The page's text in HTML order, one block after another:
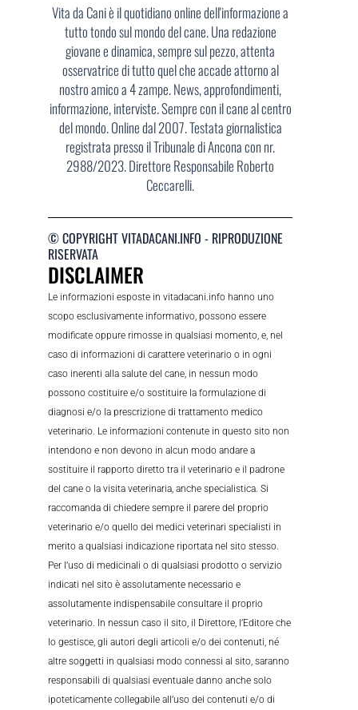
Vita da Cani è il quotidiano online dell'informazione a
tutto tondo sul mondo del cane. Una redazione
giovane e dinamica, sempre sul pezzo, attenta
osservatrice di tutto quel che accade attorno al
nostro amico a 4 zampe. News, approfondimenti,
informazione, interviste. Sempre con il cane al centro
del mondo. Online dal 2007. Testata giornalistica
registrata presso il Tribunale di Ancona con nr.
2988/2023. Direttore Responsabile Roberto
Ceccarelli.
© COPYRIGHT VITADACANI.INFO - RIPRODUZIONE
RISERVATA
DISCLAIMER
Le informazioni esposte in vitadacani.info hanno uno
scopo esclusivamente informativo, possono essere
modificate oppure rimosse in qualsiasi momento, e, nel
caso di informazioni di carattere veterinario o in ogni
caso inerenti alla salute del cane, in nessun modo
possono costituire e/o sostituire la formulazione di
diagnosi e/o la prescrizione di trattamento medico
veterinario. Le informazioni contenute in questo sito non
intendono e non devono in alcun modo andare a
sostituire il rapporto diretto tra il veterinario e il padrone
del cane o la visita veterinaria, anche specialistica. Si
raccomanda di chiedere sempre il parere del proprio
veterinario e/o quello dei medici veterinari specialisti in
merito a qualsiasi indicazione riportata nel sito stesso.
Per l’uso di medicinali o di qualsiasi prodotto o servizio
indicati nel sito è assolutamente necessario e
assolutamente indispensabile consultare il proprio
veterinario. In nessun caso il sito, il Direttore, l’Editore che
lo gestisce, gli autori degli articoli e/o dei contenuti, né
altre soggetti in qualsiasi modo connessi al sito, saranno
responsabili di qualsiasi eventuale danno anche solo
ipoteticamente collegabile all’uso dei contenuti e/o di